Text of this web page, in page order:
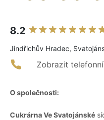
8.2
Jindřichův Hradec,
Zobrazit
O společnosti:
Cukrárna Ve Svatojánské